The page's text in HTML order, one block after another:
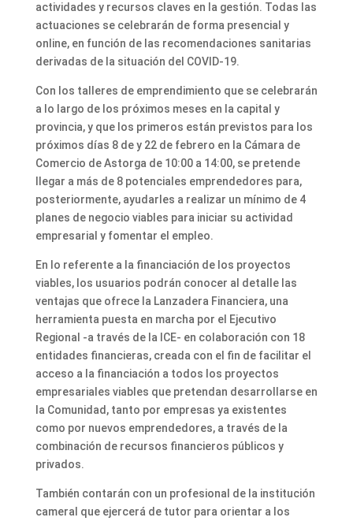
actividades y recursos claves en la gestión. Todas las
actuaciones se celebrarán de forma presencial y
online, en función de las recomendaciones sanitarias
derivadas de la situación del COVID-19.
Con los talleres de emprendimiento que se celebrarán
a lo largo de los próximos meses en la capital y
provincia, y que los primeros están previstos para los
próximos días 8 de y 22 de febrero en la Cámara de
Comercio de Astorga de 10:00 a 14:00, se pretende
llegar a más de 8 potenciales emprendedores para,
posteriormente, ayudarles a realizar un mínimo de 4
planes de negocio viables para iniciar su actividad
empresarial y fomentar el empleo.
En lo referente a la financiación de los proyectos
viables, los usuarios podrán conocer al detalle las
ventajas que ofrece la Lanzadera Financiera, una
herramienta puesta en marcha por el Ejecutivo
Regional -a través de la ICE- en colaboración con 18
entidades financieras, creada con el fin de facilitar el
acceso a la financiación a todos los proyectos
empresariales viables que pretendan desarrollarse en
la Comunidad, tanto por empresas ya existentes
como por nuevos emprendedores, a través de la
combinación de recursos financieros públicos y
privados.
También contarán con un profesional de la institución
cameral que ejercerá de tutor para orientar a los